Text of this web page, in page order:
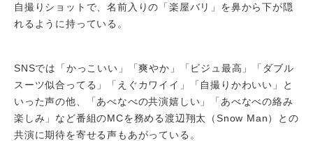
自撮りショットで、名前入りの「楽屋バリ」を鼻から下が隠
れるように持っている。
SNSでは「かっこいい」「爽やか」「ビジュ最高」「ダブル
スーツ似合ってる」「えぐカワイイ」「自撮りかわいい」と
いった声の他、「あべなべの共演嬉しい」「あべなべの絡み
楽しみ」など番組のMCを務める渡辺翔太（Snow Man）との
共演に期待を寄せる声もあがっている。